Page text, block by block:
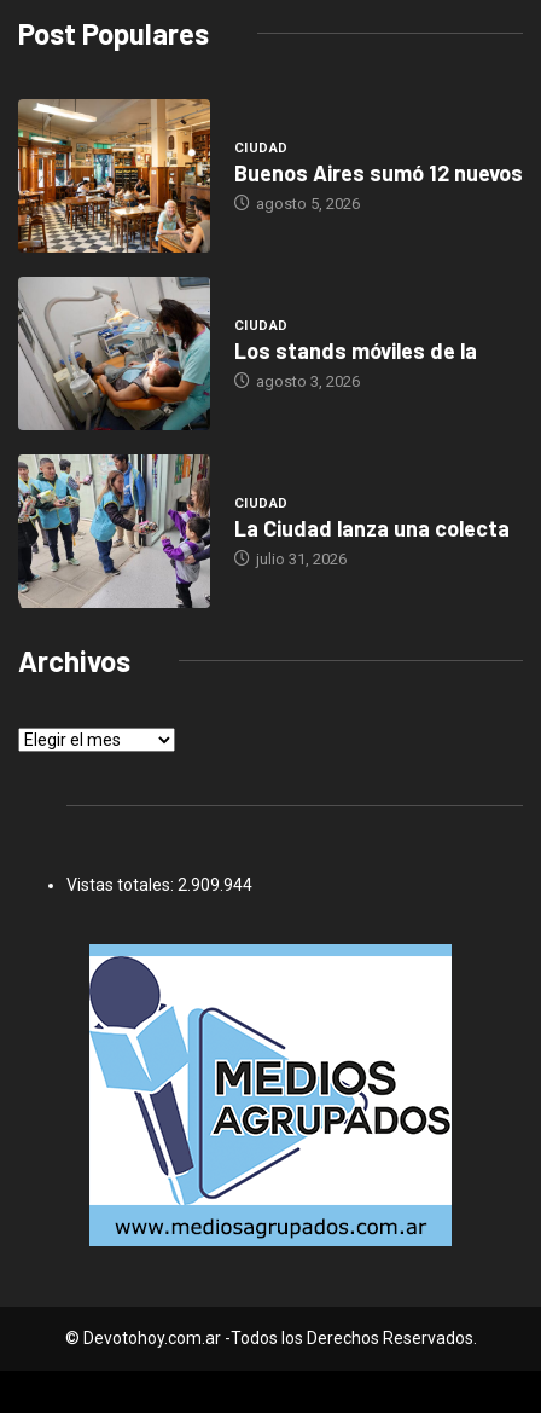
Post Populares
CIUDAD
Buenos Aires sumó 12 nuevos
agosto 5, 2026
CIUDAD
Los stands móviles de la
agosto 3, 2026
CIUDAD
La Ciudad lanza una colecta
julio 31, 2026
Archivos
Archivos
Vistas totales: 2.909.944
© Devotohoy.com.ar -Todos los Derechos Reservados.